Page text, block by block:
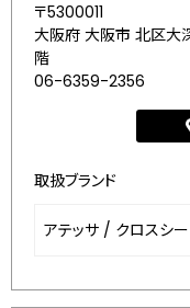
〒5300011
大阪府 大阪市 北区
階
06-6359-2356
取扱ブランド
アテッサ / クロスシー